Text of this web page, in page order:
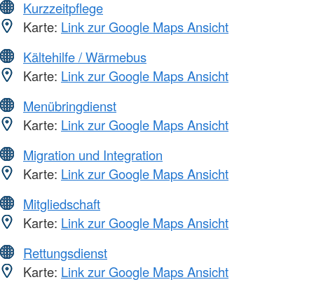
Kurzzeitpflege
Karte: Link zur Google Maps Ansicht
Kältehilfe / Wärmebus
Karte: Link zur Google Maps Ansicht
Menübringdienst
Karte: Link zur Google Maps Ansicht
Migration und Integration
Karte: Link zur Google Maps Ansicht
Mitgliedschaft
Karte: Link zur Google Maps Ansicht
Rettungsdienst
Karte: Link zur Google Maps Ansicht